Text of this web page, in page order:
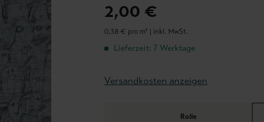
2,00 €
0,38 € pro m² | inkl. MwSt.
Lieferzeit: 7 Werktage
Versandkosten anzeigen
Rolle